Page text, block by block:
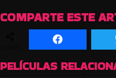
COMPARTE ESTE
PELÍCULAS